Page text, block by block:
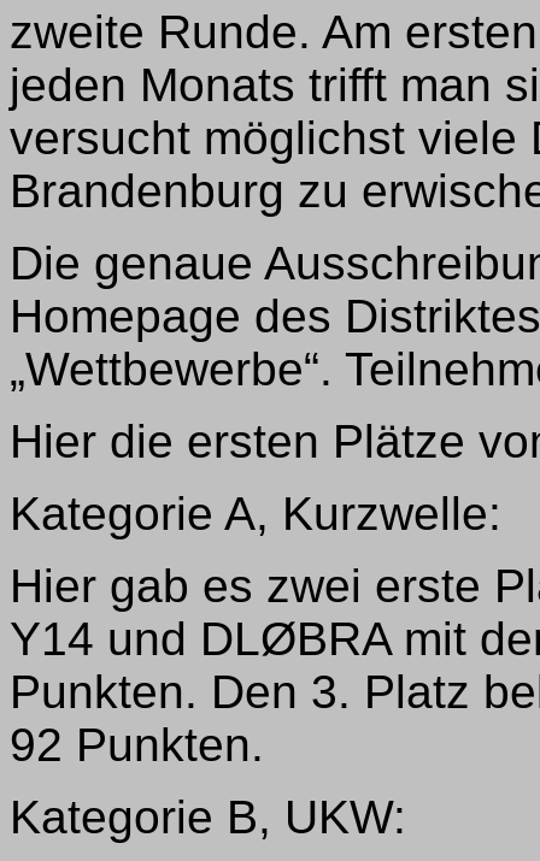
zweite Runde. Am
jeden Monats trifft man
versucht möglichst viele
Brandenburg zu
Die genaue
Homepage des
„Wettbewerbe“.
Hier die ersten Plätze
Kategorie A, Kurzwelle:
Hier gab es zwei erste
Y14 und DLØBRA mit
Punkten. Den 3. Platz
92 Punkten.
Kategorie B, UKW: